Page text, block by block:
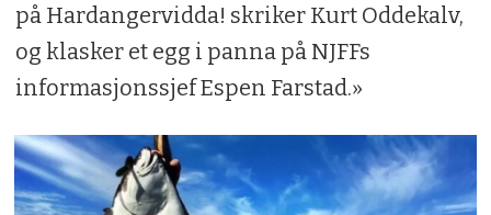
på Hardangervidda! skriker Kurt Oddekalv,
og klasker et egg i panna på NJFFs
informasjonssjef Espen Farstad.»